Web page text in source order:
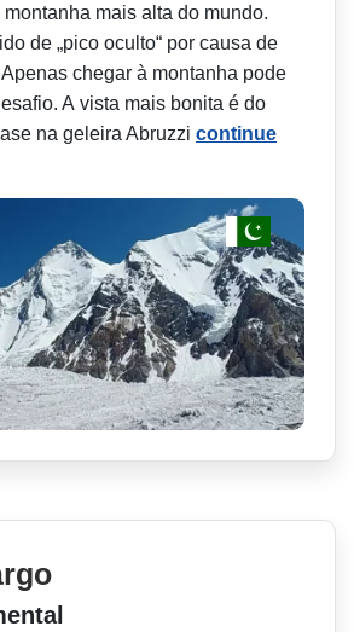
mais alta do mundo.
de „pico oculto“ por causa de
Apenas chegar à montanha pode
A vista mais bonita é do
na geleira Abruzzi continue